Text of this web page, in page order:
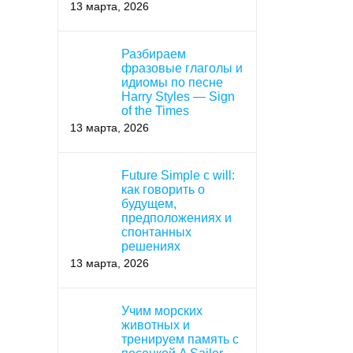
13 марта, 2026
Разбираем
фразовые глаголы и
идиомы по песне
Harry Styles — Sign
of the Times
13 марта, 2026
Future Simple с will:
как говорить о
будущем,
предположениях и
спонтанных
решениях
13 марта, 2026
Учим морских
животных и
тренируем память с